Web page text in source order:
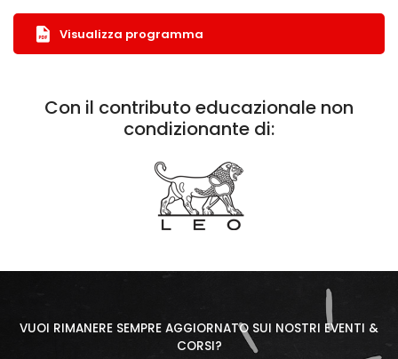
Visualizza programma
Con il contributo educazionale non
condizionante di:
VUOI RIMANERE SEMPRE AGGIORNATO SUI NOSTRI EVENTI &
CORSI?